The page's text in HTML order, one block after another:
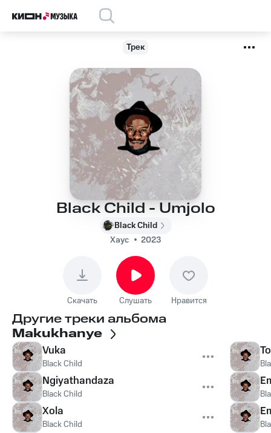
Трек
Black Child - Umjolo
Black Child
Хаус
2023
Скачать Слушать Нравится
Другие треки альбома
Makukhanye
Vuka
Black Child
Ngiyathandaza
Black Child
Xola
Black Child